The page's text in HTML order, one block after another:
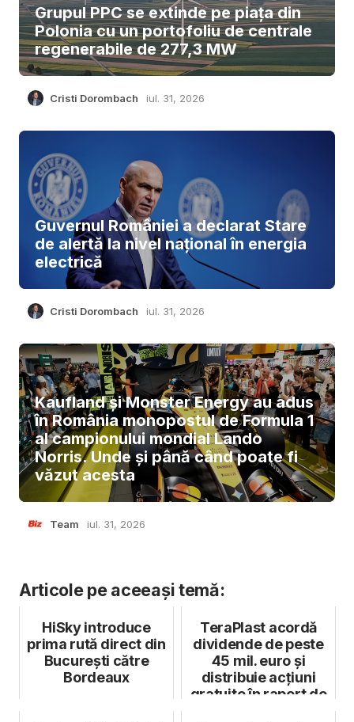
Grupul PPC se extinde pe piața din
Polonia cu un portofoliu de centrale
regenerabile de 277,3 MW
Cristi Dorombach iul. 31, 2026
Guvernul României a declarat Stare
de alertă la nivel național în energia
electrică
Cristi Dorombach iul. 31, 2026
Kaufland și Monster Energy au adus
în România monopostul de Formula 1
al campionului mondial Lando
Norris. Unde și până când poate fi
văzut acesta
Team iul. 31, 2026
Articole pe aceeași temă:
HiSky introduce
prima rută direct din
București către
Bordeaux
TeraPlast acordă
dividende de peste
45 mil. euro și
distribuie acțiuni
gratuite în raport de